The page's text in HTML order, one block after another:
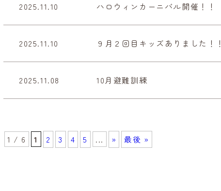
2025.11.10 ハロウィンカーニバル開催！！
2025.11.10 ９月２回目キッズありました！！
2025.11.08 10月避難訓練
1 / 6 1 2 3 4 5 ... » 最後 »